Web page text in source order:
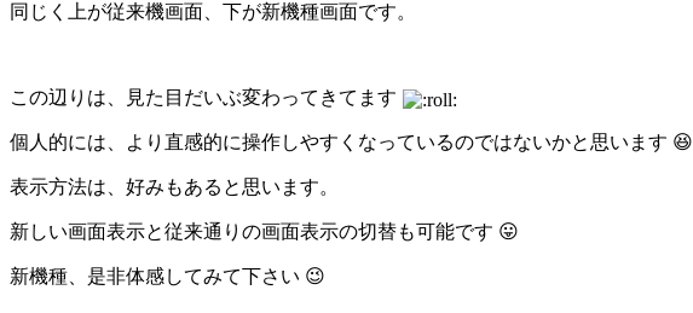
同じく上が従来機画面、下が新機種画面です。
この辺りは、見た目だいぶ変わってきてます
個人的には、より直感的に操作しやすくなっているのではないかと思います 😆
表示方法は、好みもあると思います。
新しい画面表示と従来通りの画面表示の切替も可能です 😛
新機種、是非体感してみて下さい 😉